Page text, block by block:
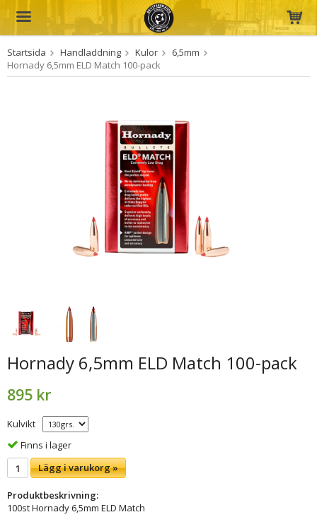
Produkten har blivit tillagd i varukorgen
Startsida Handladdning Kulor
6,5mm
Hornady 6,5mm ELD Match 100-pack
Hornady 6,5mm ELD Match 100-pack
895 kr
Kulvikt
Finns i lager
Lägg i varukorg »
Produktbeskrivning:
100st Hornady 6,5mm ELD Match